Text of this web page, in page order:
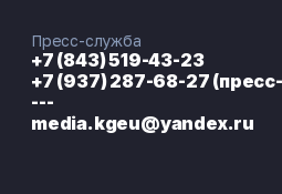
Пресс-служба
+7 (843) 519-43-23
+7 (937) 287-68-27
---
media.kgeu@yandex.ru